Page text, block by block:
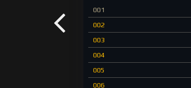
001
002
003
004
005
006